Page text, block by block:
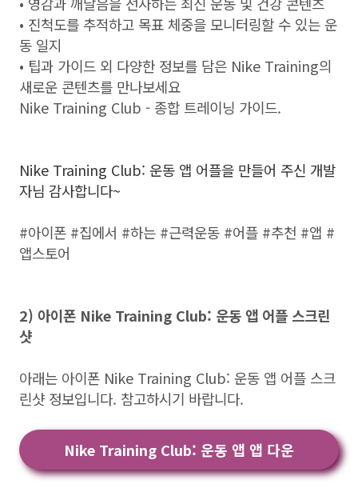
• 진척도를 추적하고 목표 체중을 모니터링할 수 있는 운
동 일지
• 팁과 가이드 외 다양한 정보를 담은 Nike Training의
새로운 콘텐츠를 만나보세요
Nike Training Club - 종합 트레이닝 가이드.
Nike Training Club: 운동 앱 어플을 만들어 주신 개발
자님 감사합니다~
#아이폰 #집에서 #하는 #근력운동 #어플 #추천 #앱 #
앱스토어
2) 아이폰 Nike Training Club: 운동 앱 어플 스크린
샷
아래는 아이폰 Nike Training Club: 운동 앱 어플 스크
린샷 정보입니다. 참고하시기 바랍니다.
Nike Training Club: 운동 앱 앱 다운